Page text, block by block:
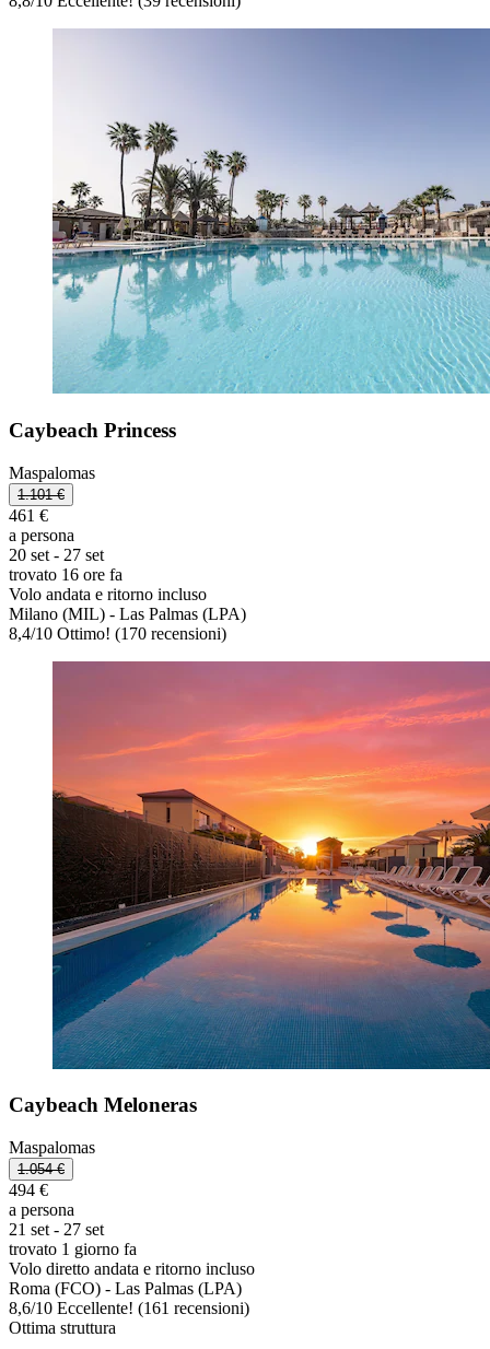
Caybeach Princess
Maspalomas
1.101 €
461 €
a persona
20 set - 27 set
trovato 16 ore fa
Volo andata e ritorno incluso
Milano (MIL) - Las Palmas (LPA)
8,4/10 Ottimo! (170 recensioni)
Caybeach Meloneras
Maspalomas
1.054 €
494 €
a persona
21 set - 27 set
trovato 1 giorno fa
Volo diretto andata e ritorno incluso
Roma (FCO) - Las Palmas (LPA)
8,6/10 Eccellente! (161 recensioni)
Ottima struttura